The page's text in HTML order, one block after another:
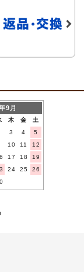
9月
木 金
土
3 4
5
10 11
12
17 18
19
24 25
26